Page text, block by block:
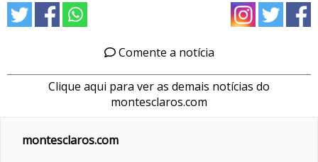
Comente a notícia
Clique aqui para ver as demais notícias do
montesclaros.com
montesclaros.com